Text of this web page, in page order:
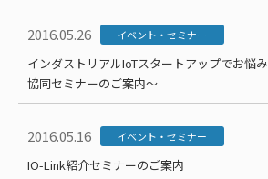
2016.05.26 イベント・セミナー
インダストリアルIoTスタートアップでお
協同セミナーのご案内～
2016.05.16 イベント・セミナー
IO-Link紹介セミナーのご案内